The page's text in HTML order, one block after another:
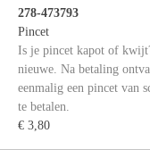
278-473793
Pincet
Is je pincet kapot of
nieuwe. Na betaling
eenmalig een pincet van
te betalen.
€ 3,80